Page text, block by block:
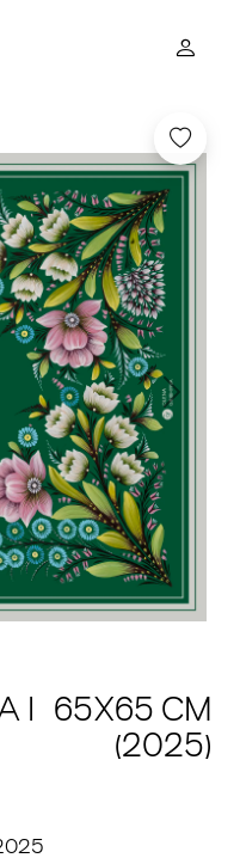
Next
| 65Х65 СМ
(2025)